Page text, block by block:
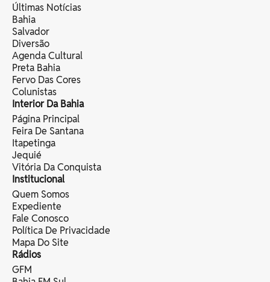
Últimas Notícias
Bahia
Salvador
Diversão
Agenda Cultural
Preta Bahia
Fervo Das Cores
Colunistas
Interior Da Bahia
Página Principal
Feira De Santana
Itapetinga
Jequié
Vitória Da Conquista
Institucional
Quem Somos
Expediente
Fale Conosco
Política De Privacidade
Mapa Do Site
Rádios
GFM